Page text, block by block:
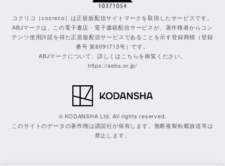
コクリコ［cocreco］は正規版配信サイトマークを取得したサービスです。
ABJマークは、この電子書店・電子書籍配信サービスが、著作権者からコン
テンツ使用許諾を得た正規版配信サービスであることを示す登録商標（登録
番号 第6091713号）です。
ABJマークについて、詳しくはこちらを御覧ください。
https://aebs.or.jp/
© KODANSHA Ltd. All rights reserved.
このサイトのデータの著作権は講談社が保有します。無断複製転載放送等は
禁止します。